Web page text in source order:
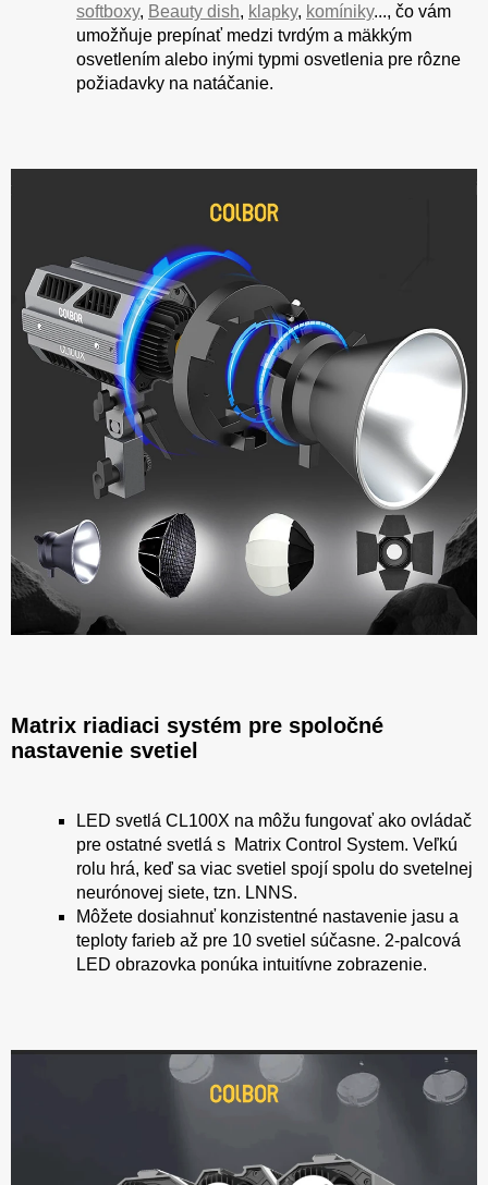
softboxy, Beauty dish, klapky, komíniky..., čo vám
umožňuje prepínať medzi tvrdým a mäkkým
osvetlením alebo inými typmi osvetlenia pre rôzne
požiadavky na natáčanie.
Matrix riadiaci systém pre spoločné
nastavenie svetiel
LED svetlá CL100X na môžu fungovať ako ovládač
pre ostatné svetlá s Matrix Control System. Veľkú
rolu hrá, keď sa viac svetiel spojí spolu do svetelnej
neurónovej siete, tzn. LNNS.
Môžete dosiahnuť konzistentné nastavenie jasu a
teploty farieb až pre 10 svetiel súčasne. 2-palcová
LED obrazovka ponúka intuitívne zobrazenie.